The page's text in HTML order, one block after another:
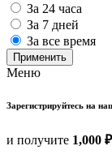
За 24 часа
За 7 дней
За все время
Применить
Меню
Зарегистрируйтесь на
и получите 1,000 ₽